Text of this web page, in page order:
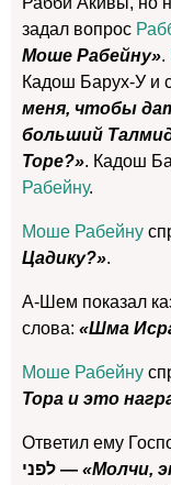
задал вопрос
Моше Рабейну».
Кадош Барух-У и
меня, чтобы
больший
Торе?». Кадош
Рабейну.
Моше Рабейну
Цадику?».
А-Шем показал
слова: «Шма
Моше Рабейну
Тора и это
Ответил ему
לפני — «Молчи,